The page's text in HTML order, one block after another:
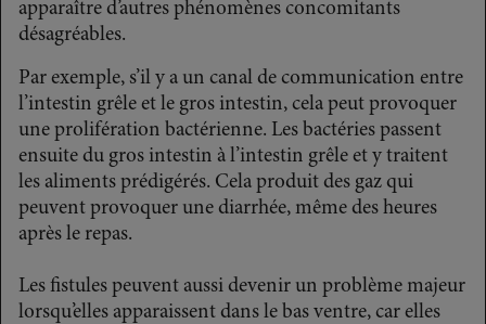
apparaître d’autres phénomènes concomitants
désagréables.
Par exemple, s’il y a un canal de communication entre
l’intestin grêle et le gros intestin, cela peut provoquer
une prolifération bactérienne. Les bactéries passent
ensuite du gros intestin à l’intestin grêle et y traitent
les aliments prédigérés. Cela produit des gaz qui
peuvent provoquer une diarrhée, même des heures
après le repas.
Les fistules peuvent aussi devenir un problème majeur
lorsqu’elles apparaissent dans le bas ventre, car elles